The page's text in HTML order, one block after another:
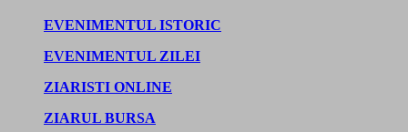
EVENIMENTUL ISTORIC
EVENIMENTUL ZILEI
ZIARISTI ONLINE
ZIARUL BURSA